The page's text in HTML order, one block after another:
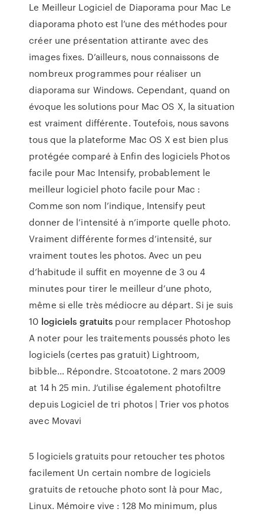
Le Meilleur Logiciel de Diaporama pour Mac Le
diaporama photo est l’une des méthodes pour
créer une présentation attirante avec des
images fixes. D’ailleurs, nous connaissons de
nombreux programmes pour réaliser un
diaporama sur Windows. Cependant, quand on
évoque les solutions pour Mac OS X, la situation
est vraiment différente. Toutefois, nous savons
tous que la plateforme Mac OS X est bien plus
protégée comparé à Enfin des logiciels Photos
facile pour Mac Intensify, probablement le
meilleur logiciel photo facile pour Mac :
Comme son nom l’indique, Intensify peut
donner de l’intensité à n’importe quelle photo.
Vraiment différente formes d’intensité, sur
vraiment toutes les photos. Avec un peu
d’habitude il suffit en moyenne de 3 ou 4
minutes pour tirer le meilleur d’une photo,
même si elle très médiocre au départ. Si je suis
10 logiciels gratuits pour remplacer Photoshop
A noter pour les traitements poussés photo les
logiciels (certes pas gratuit) Lightroom,
bibble… Répondre. Stcoatotone. 2 mars 2009
at 14 h 25 min. J’utilise également photofiltre
depuis Logiciel de tri photos | Trier vos photos
avec Movavi
5 logiciels gratuits pour retoucher tes photos
facilement Un certain nombre de logiciels
gratuits de retouche photo sont là pour Mac,
Linux. Mémoire vive : 128 Mo minimum, plus